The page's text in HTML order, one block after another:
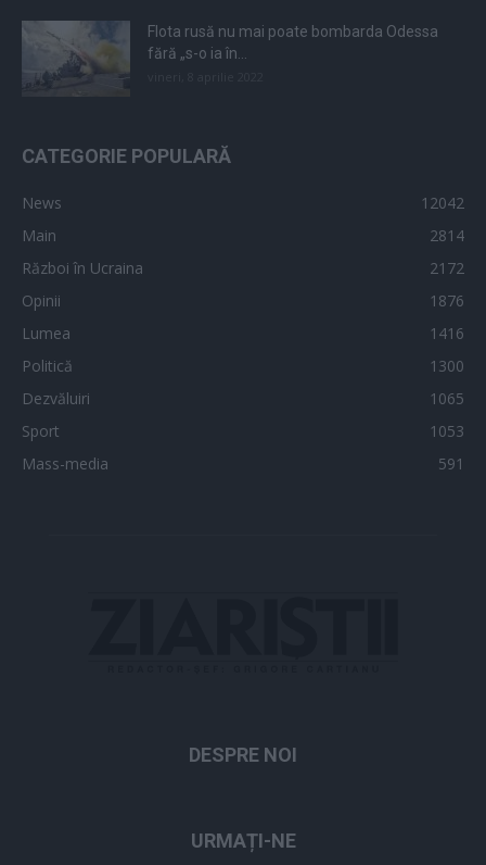
Flota rusă nu mai poate bombarda Odessa
fără „s-o ia în...
CATEGORIE POPULARĂ
News
12042
Main
2814
Război în Ucraina
2172
Opinii
1876
Lumea
1416
Politică
1300
Dezvăluiri
1065
Sport
1053
Mass-media
591
DESPRE NOI
URMAȚI-NE